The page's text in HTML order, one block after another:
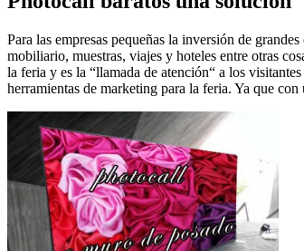
Para las empresas pequeñas la inversión de
mobiliario, muestras, viajes y hoteles entre otras
la feria y es la “llamada de atención“ a los
herramientas de marketing para la feria. Ya que